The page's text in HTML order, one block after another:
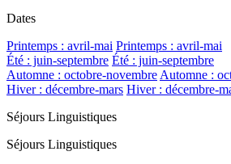
Dates
Printemps : avril-mai Printemps : avril-mai
Été : juin-septembre Été : juin-septembre
Automne : octobre-novembreAutomne :
Hiver : décembre-mars Hiver : décembre-
Séjours Linguistiques
Séjours Linguistiques